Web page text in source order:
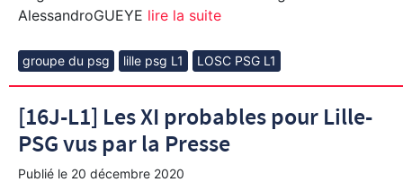
AlessandroGUEYE lire la suite
groupe du psg lille psg L1 LOSC PSG L1
[16J-L1] Les XI probables pour Lille-
PSG vus par la Presse
Publié le 20 décembre 2020